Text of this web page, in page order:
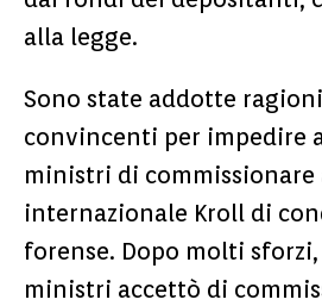
alla legge.
Sono state addotte
convincenti per impedire
ministri di commissionare
internazionale Kroll di
forense. Dopo molti
ministri accettò di